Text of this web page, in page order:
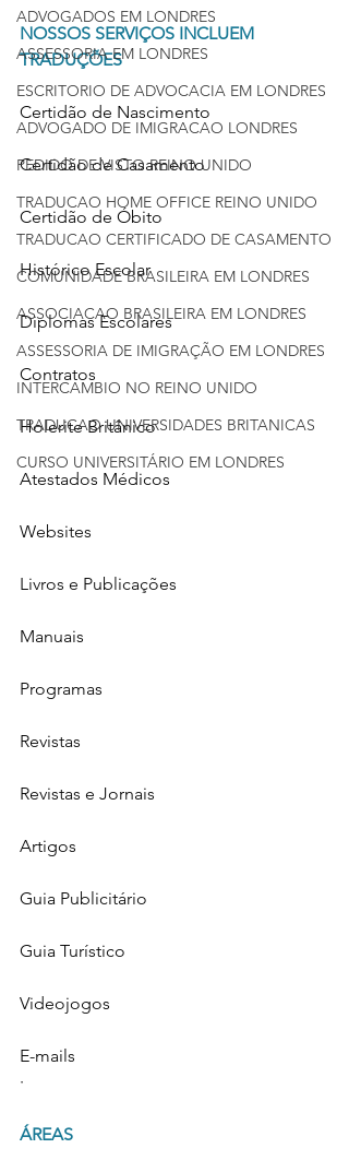
ADVOGADOS EM LONDRES
ASSESSORIA EM LONDRES
ESCRITORIO DE ADVOCACIA EM LONDRES
ADVOGADO DE IMIGRACAO LONDRES
PEDIDO DE VISTO REINO UNIDO
TRADUCAO HOME OFFICE REINO UNIDO
TRADUCAO CERTIFICADO DE CASAMENTO
COMUNIDADE BRASILEIRA EM LONDRES
ASSOCIACAO BRASILEIRA EM LONDRES
ASSESSORIA DE IMIGRAÇÃO EM LONDRES
INTERCAMBIO NO REINO UNIDO
TRADUCAO UNIVERSIDADES BRITANICAS
CURSO UNIVERSITÁRIO EM LONDRES
NOSSOS SERVIÇOS INCLUEM
TRADUÇÕES
Certidão de Nascimento
Certidão de Casamento
Certidão de Óbito
Histórico Escolar
Diplomas Escolares
Contratos
Holerite Britânico
Atestados Médicos
Websites
Livros e Publicações
Manuais
Programas
Revistas
Revistas e Jornais
Artigos
Guia Publicitário
Guia Turístico
Videojogos
E-mails
·
ÁREAS